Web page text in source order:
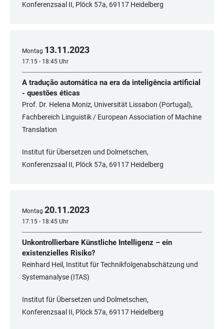
Konferenzsaal II, Plöck 57a, 69117 Heidelberg
Montag 13.11.2023
17:15 - 18:45 Uhr
A tradução automática na era da inteligência artificial
- questões éticas
Prof. Dr. Helena Moniz, Universität Lissabon (Portugal),
Fachbereich Linguistik / European Association of Machine
Translation
Institut für Übersetzen und Dolmetschen,
Konferenzsaal II, Plöck 57a, 69117 Heidelberg
Montag 20.11.2023
17:15 - 18:45 Uhr
Unkontrollierbare Künstliche Intelligenz – ein
existenzielles Risiko?
Reinhard Heil, Institut für Technikfolgenabschätzung und
Systemanalyse (ITAS)
Institut für Übersetzen und Dolmetschen,
Konferenzsaal II, Plöck 57a, 69117 Heidelberg